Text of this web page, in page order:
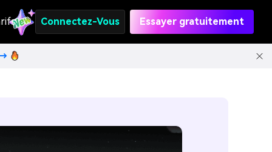
Connectez-Vous Essayer gratuitement